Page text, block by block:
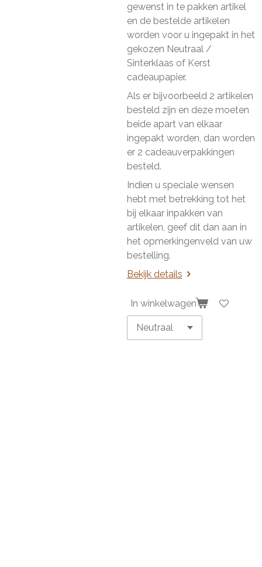
gewenst in te pakken artikel
en de bestelde artikelen
worden voor u ingepakt in het
gekozen Neutraal /
Sinterklaas of Kerst
cadeaupapier.
Als er bijvoorbeeld 2 artikelen
besteld zijn en deze moeten
beide apart van elkaar
ingepakt worden, dan worden
er 2 cadeauverpakkingen
besteld.
Indien u speciale wensen
hebt met betrekking tot het
bij elkaar inpakken van
artikelen, geef dit dan aan in
het opmerkingenveld van uw
bestelling.
Bekijk details
In winkelwagen